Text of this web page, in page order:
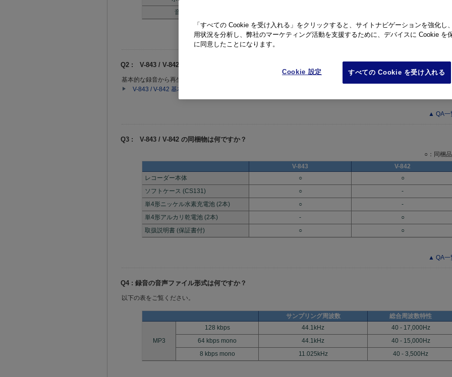
音声フィルター
▲ QA一
Q2 : V-843 / V-842 の基本的な使いかたを教えてください。
基本的な録音から再生、消去の流れは、以下を参照してください。
V-843 / V-842 基本的な使いかた ： 録音から再生、削除までの流れ
▲ QA一
Q3 : V-843 / V-842 の同梱物は何ですか？
○：同梱品
V-843
V-842
レコーダー本体
○
○
ソフトケース (CS131)
○
-
単4形ニッケル水素充電池 (2本)
○
-
単4形アルカリ乾電池 (2本)
-
○
取扱説明書 (保証書付)
○ ○
▲ QA一
Q4 : 録音の音声ファイル形式は何ですか？
以下の表をご覧ください。
サンプリング周波数 総合周波数特性
MP3
128 kbps 44.1kHz
40 - 17,000Hz
64 kbps mono
44.1kHz
40 - 15,000Hz
8 kbps mono
11.025kHz 40 - 3,500Hz
「すべての Cookie を受け入れる」をクリックすると、サイトナビゲーションを強化し
用状況を分析し、弊社のマーケティング活動を支援するために、デバイスに Cookie を
に同意したことになります。
Cookie 設定 すべての Cookie を受け入れる